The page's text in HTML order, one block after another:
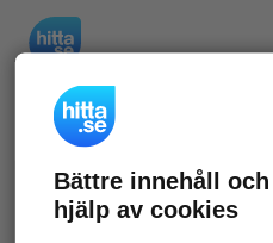
Verifiera ditt
Gör som 69 529företag
företagssida på hitta.se
Bättre innehåll
hjälp av cookies